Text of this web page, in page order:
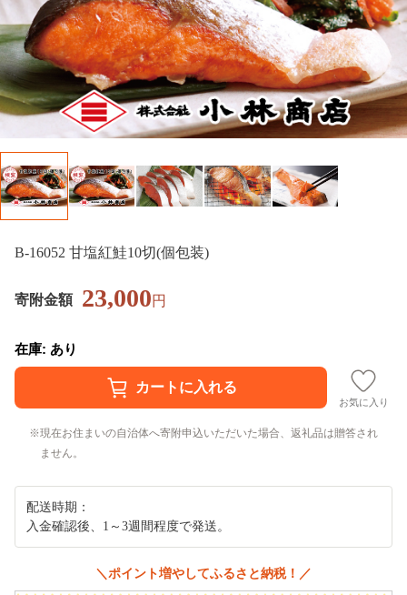
B-16052 甘塩紅鮭10切(個包装)
寄附金額 23,000円
在庫: あり
お気に入り
現在お住まいの自治体へ寄附申込いただいた場合、返礼品は贈答され
ません。
配送時期：
入金確認後、1～3週間程度で発送。
＼ポイント増やしてふるさと納税！／